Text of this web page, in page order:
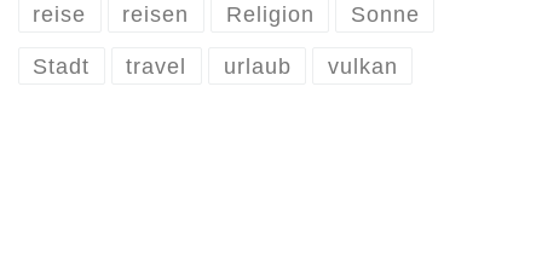
reise reisen Religion Sonne
Stadt travel urlaub vulkan